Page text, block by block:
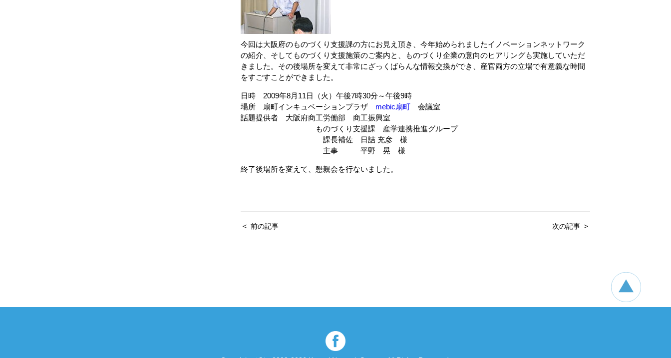
今回は大阪府のものづくり支援課の方にお見え頂き、今年始められましたイノベーションネットワーク
の紹介、そしてものづくり支援施策のご案内と、ものづくり企業の意向のヒアリングも実施していただ
きました。その後場所を変えて非常にざっくばらんな情報交換ができ、産官両方の立場で有意義な時間
をすごすことができました。
日時 2009年8月11日（火）午後7時30分～午後9時
場所 扇町インキュベーションプラザ mebic扇町 会議室
話題提供者 大阪府商工労働部 商工振興室
ものづくり支援課 産学連携推進グループ
課長補佐 日詰 充彦 様
主事 平野 晃 様
終了後場所を変えて、懇親会を行ないました。
＜ 前の記事 次の記事 ＞